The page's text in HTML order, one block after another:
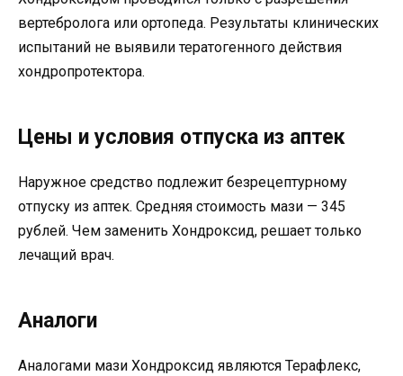
вертебролога или ортопеда. Результаты клинических
испытаний не выявили тератогенного действия
хондропротектора.
Цены и условия отпуска из аптек
Наружное средство подлежит безрецептурному
отпуску из аптек. Средняя стоимость мази — 345
рублей. Чем заменить Хондроксид, решает только
лечащий врач.
Аналоги
Аналогами мази Хондроксид являются Терафлекс,